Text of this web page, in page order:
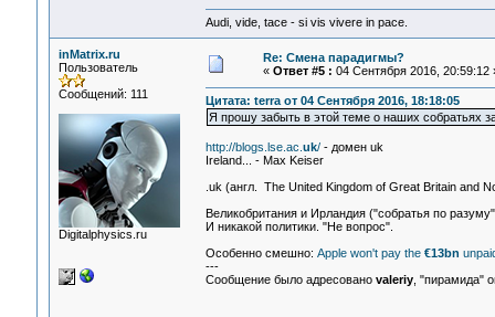
Audi, vide, tace - si vis vivere in pace.
inMatrix.ru
Пользователь
Сообщений: 111
Digitalphysics.ru
Re: Смена парадигмы?
« Ответ #5 : 04 Сентября 2016, 20:59:12
Цитата: terra от 04 Сентября 2016, 18:18:05
Я прошу забыть в этой теме о наших собратьях
http://blogs.lse.ac. uk/- домен uk
Ireland... - Max Keiser
.uk (англ. The United Kingdom of Great Britain and
Великобритания и Ирландия ("собратья по
И никакой политики. "Не вопрос".
Особенно смешно: Apple won't pay the €13bn
---
Сообщение было адресовано valeriy, "пирамида"